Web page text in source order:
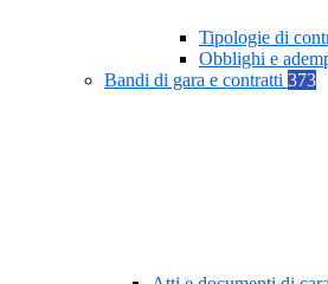
Tipologie di
Obblighi e
Bandi di gara e contratti 373